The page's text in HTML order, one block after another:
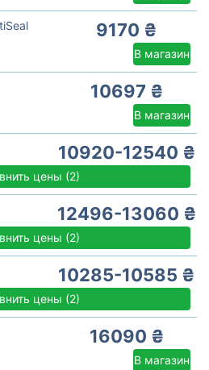
9170 ₴
В магазин
10697 ₴
В магазин
10920-12540 ₴
цены (2)
12496-13060 ₴
цены (2)
10285-10585 ₴
цены (2)
16090 ₴
В магазин